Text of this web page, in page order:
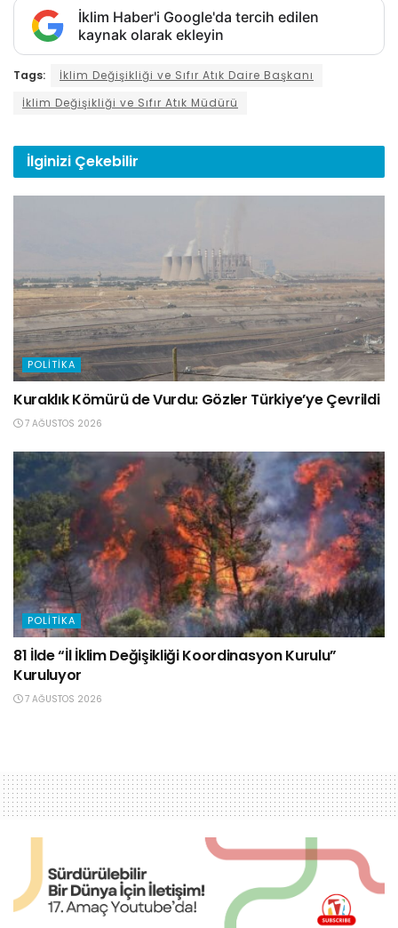
İklim Haber'i Google'da tercih edilen
kaynak olarak ekleyin
Tags:
İklim Değişikliği ve Sıfır Atık Daire Başkanı
İklim Değişikliği ve Sıfır Atık Müdürü
İlginizi Çekebilir
POLITIKA
Kuraklık Kömürü de Vurdu: Gözler Türkiye’ye Çevrildi
7 AĞUSTOS 2026
POLITIKA
81 İlde “İl İklim Değişikliği Koordinasyon Kurulu”
Kuruluyor
7 AĞUSTOS 2026